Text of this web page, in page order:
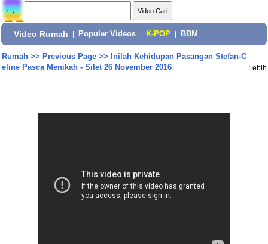
Video Rumah Populer Videos K-POP BBM
Rumah>> Previous Page>> Inilah Kehidupan Pasangan Stefan-C
eline Pasca Menikah - Silet 26 November 2016
Lebih